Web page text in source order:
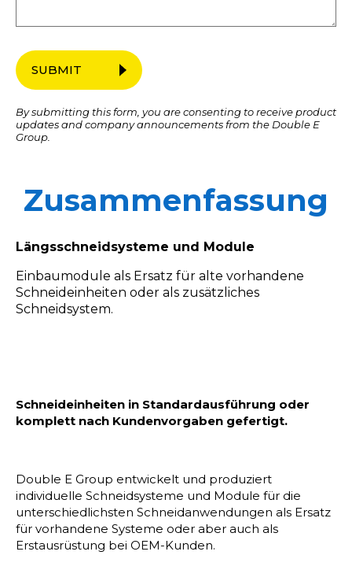
SUBMIT
By submitting this form, you are consenting to receive product
updates and company announcements from the Double E
Group.
Zusammenfassung
Längsschneidsysteme und Module
Einbaumodule als Ersatz für alte vorhandene
Schneideinheiten oder als zusätzliches
Schneidsystem.
Schneideinheiten in Standardausführung oder
komplett nach Kundenvorgaben gefertigt.
Double E Group entwickelt und produziert
individuelle Schneidsysteme und Module für die
unterschiedlichsten Schneidanwendungen als Ersatz
für vorhandene Systeme oder aber auch als
Erstausrüstung bei OEM-Kunden.